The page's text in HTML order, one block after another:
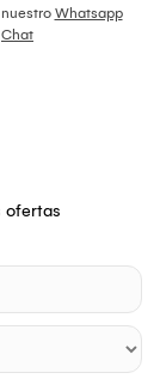
Whatsapp
Chat
ofertas